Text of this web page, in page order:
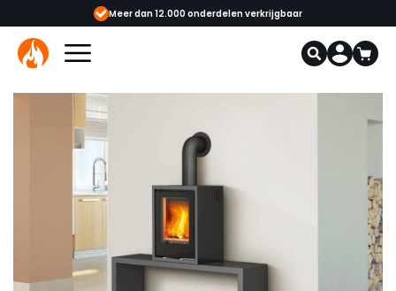
12.000 onderdelen verkrijgbaar Gecertificeerde opgeleide